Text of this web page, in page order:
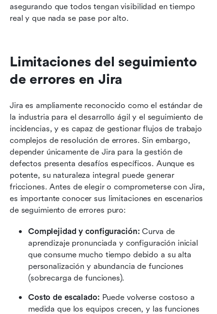
asegurando que todos tengan visibilidad en tiempo
real y que nada se pase por alto.
Limitaciones del seguimiento
de errores en Jira
Jira es ampliamente reconocido como el estándar de
la industria para el desarrollo ágil y el seguimiento de
incidencias, y es capaz de gestionar flujos de trabajo
complejos de resolución de errores. Sin embargo,
depender únicamente de Jira para la gestión de
defectos presenta desafíos específicos. Aunque es
potente, su naturaleza integral puede generar
fricciones. Antes de elegir o comprometerse con Jira,
es importante conocer sus limitaciones en escenarios
de seguimiento de errores puro:
Complejidad y configuración: Curva de
aprendizaje pronunciada y configuración inicial
que consume mucho tiempo debido a su alta
personalización y abundancia de funciones
(sobrecarga de funciones).
Costo de escalado: Puede volverse costoso a
medida que los equipos crecen, y las funciones